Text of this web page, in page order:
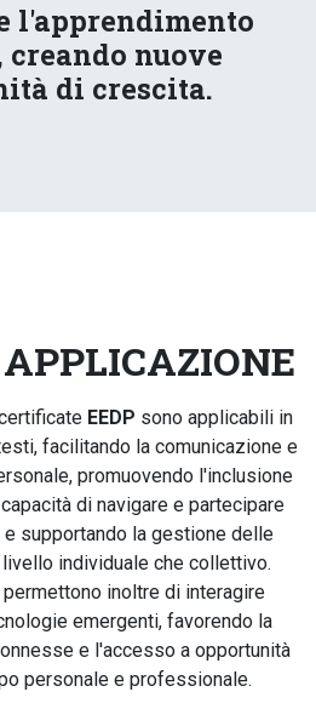
l'apprendimento
nuove
di crescita.
EEDP sono applicabili in
facilitando la comunicazione e
promuovendo l'inclusione
di navigare e partecipare
supportando la gestione delle
individuale che collettivo.
inoltre di interagire
emergenti, favorendo la
e l'accesso a opportunità
personale e professionale.